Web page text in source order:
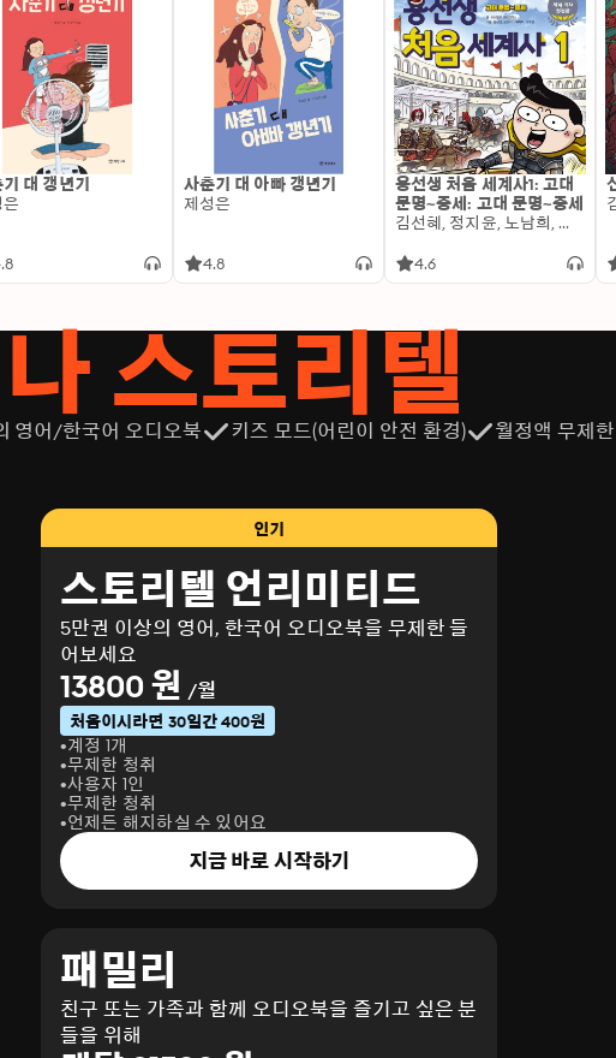
대 갱년기
사춘기 대 아빠 갱년기
제성은
4.8
용선생 처음 세계사1: 고대
문명~중세: 고대 문명~중세
김선혜, 정지윤, 노남희, 뭉선생, 윤효식, 이우일, 김선빈, 사회평론 역사연구소
4.6
스토리텔
영어/한국어 오디오북 키즈 모드(어린이 안전 환경) 월정액 무제한
인기
스토리텔 언리미티드
5만권 이상의 영어, 한국어 오디오북을 무제한 들
어보세요
13800 원 /월
처음이시라면 30일간 400원
계정 1개
무제한 청취
사용자 1인
무제한 청취
언제든 해지하실 수 있어요
지금 바로 시작하기
패밀리
친구 또는 가족과 함께 오디오북을 즐기고 싶은 분
들을 위해